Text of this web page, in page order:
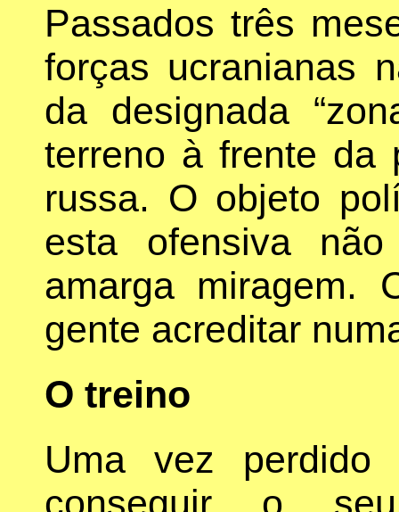
Passados três
forças ucranianas
da designada
terreno à frente da
russa. O objeto
esta ofensiva
amarga miragem.
gente acreditar
O treino
Uma vez perdido
conseguir o